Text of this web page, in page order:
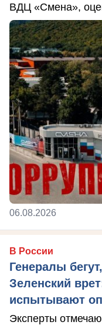
ВДЦ «Смена»,
06.08.2026
В России
Генералы
Зеленский
испытывают
Эксперты